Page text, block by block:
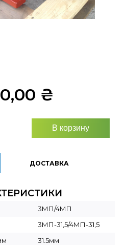
₴
В корзину
ДОСТАВКА
3МП/4МП
3МП-31,5/4МП-31,5
31.5мм